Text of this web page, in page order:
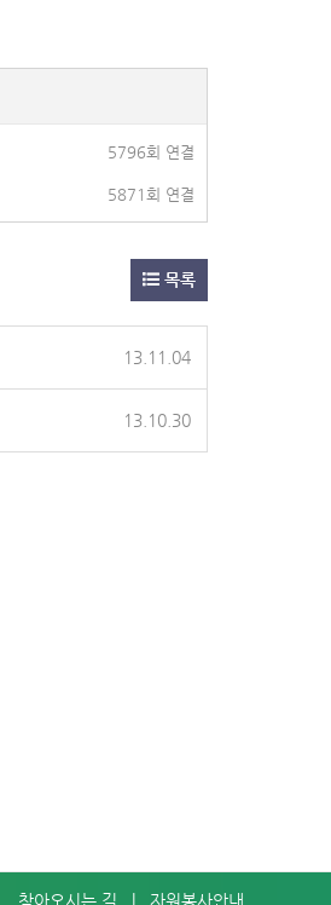
5796회 연결
5871회 연결
목록
13.11.04
13.10.30
찾아오시는 길 자원봉사안내